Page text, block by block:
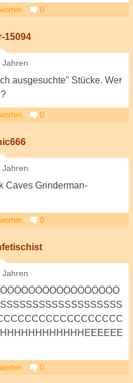
0
15094
Jahren
ausgesuchte" Stücke. Wer
0
Jahren
Caves Grinderman-
0
Jahren
0